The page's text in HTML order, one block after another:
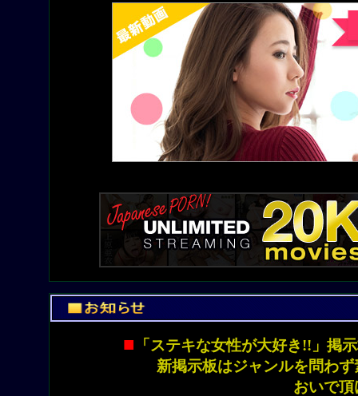
■ 「ステキな女性が大好き!!」
新掲示板はジャンルを問わ
おいで